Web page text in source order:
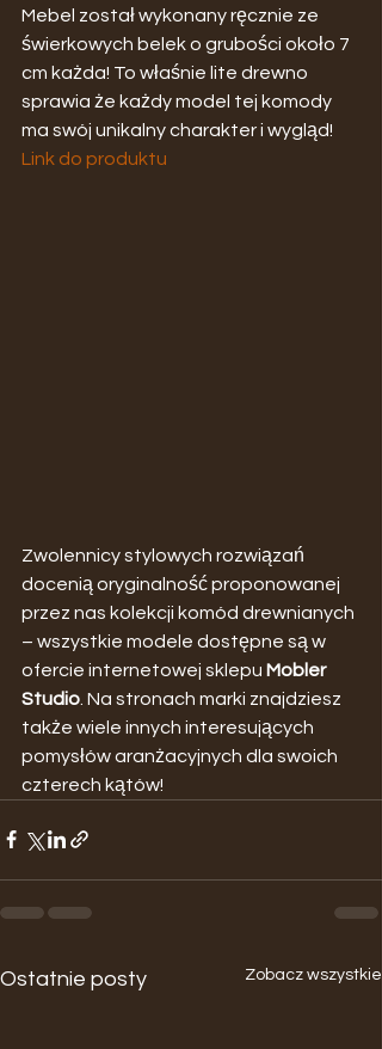
Mebel został wykonany ręcznie ze
świerkowych belek o grubości około 7
cm każda! To właśnie lite drewno
sprawia że każdy model tej komody
ma swój unikalny charakter i wygląd!
Link do produktu
Zwolennicy stylowych rozwiązań
docenią oryginalność proponowanej
przez nas kolekcji komód drewnianych
– wszystkie modele dostępne są w
ofercie internetowej sklepu Mobler
Studio . Na stronach marki znajdziesz
także wiele innych interesujących
pomysłów aranżacyjnych dla swoich
czterech kątów!
Ostatnie posty Zobacz wszystkie